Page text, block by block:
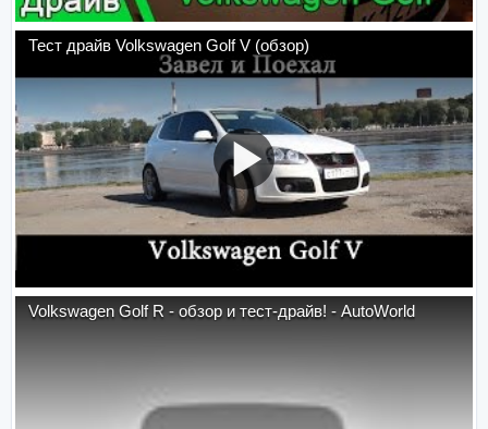
Тест драйв Volkswagen Golf V (обзор)
Volkswagen Golf R - обзор и тест-драйв! - AutoWorld